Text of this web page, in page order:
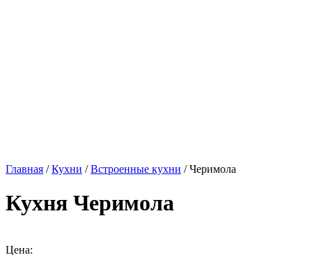
Главная /Кухни /Встроенные кухни / Черимола
Кухня Черимола
Цена: